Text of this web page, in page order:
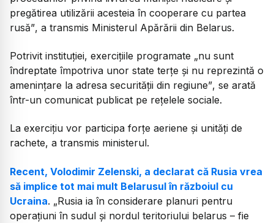
pregătirea utilizării acesteia în cooperare cu partea
rusă”, a transmis Ministerul Apărării din Belarus.
Potrivit instituției, exercițiile programate „nu sunt
îndreptate împotriva unor state terțe și nu reprezintă o
amenințare la adresa securității din regiune”, se arată
într-un comunicat publicat pe rețelele sociale.
La exercițiu vor participa forțe aeriene și unități de
rachete, a transmis ministerul.
Recent, Volodimir Zelenski, a declarat că Rusia vrea
să implice tot mai mult Belarusul în războiul cu
Ucraina. „Rusia ia în considerare planuri pentru
operațiuni în sudul și nordul teritoriului belarus – fie